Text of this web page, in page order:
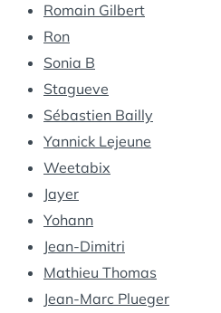
Romain Gilbert
Ron
Sonia B
Stagueve
Sébastien Bailly
Yannick Lejeune
Weetabix
Jayer
Yohann
Jean-Dimitri
Mathieu Thomas
Jean-Marc Plueger